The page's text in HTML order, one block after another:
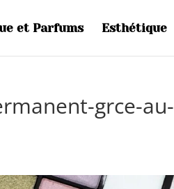
et Parfums Esthétique
grce-au-